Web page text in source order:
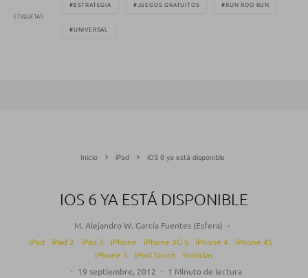
ETIQUETAS
ESTRATEGIA JUEGOS GRATUITOS RUN ROO RUN
UNIVERSAL
Inicio iPad iOS 6 ya está disponible
IOS 6 YA ESTÁ DISPONIBLE
M. Alejandro W. García Fuentes (Esfera) ·
iPad
iPad 2 iPad 3 iPhone iPhone 3G S iPhone 4
iPhone 4S
iPhone 5
iPod Touch
Noticias
· 19 septiembre, 2012 · 1 Minuto de lectura